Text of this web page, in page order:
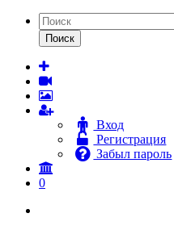
Поиск
Вход
Регистрация
Забыл пароль
0